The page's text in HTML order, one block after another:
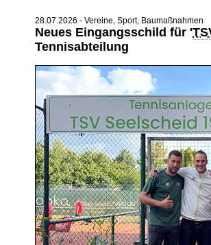
28.07.2026 - Vereine, Sport, Baumaßnahmen
Neues Eingangsschild für '
Tennisabteilung